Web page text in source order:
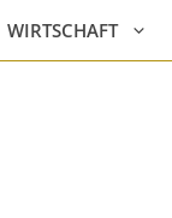
WIRTSCHAFT